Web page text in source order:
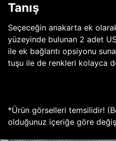
Tanış
Seçeceğin anakarta ek
yüzeyinde bulunan 2 adet
ile ek bağlantı opsiyonu
tuşu ile de renkleri kolayca
*Ürün görselleri temsilidir!
olduğunuz içeriğe göre